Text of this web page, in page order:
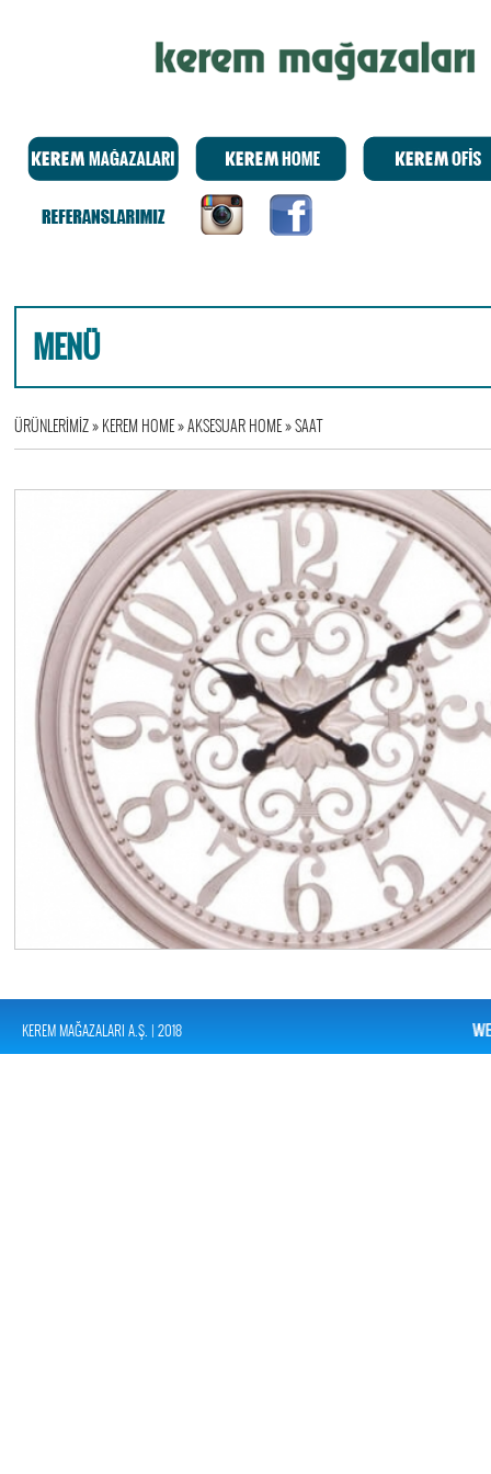
MENÜ
ÜRÜNLERİMİZ»KEREM HOME»AKSESUAR HOME»SAAT
KEREM MAĞAZALARI A.Ş. | 2018